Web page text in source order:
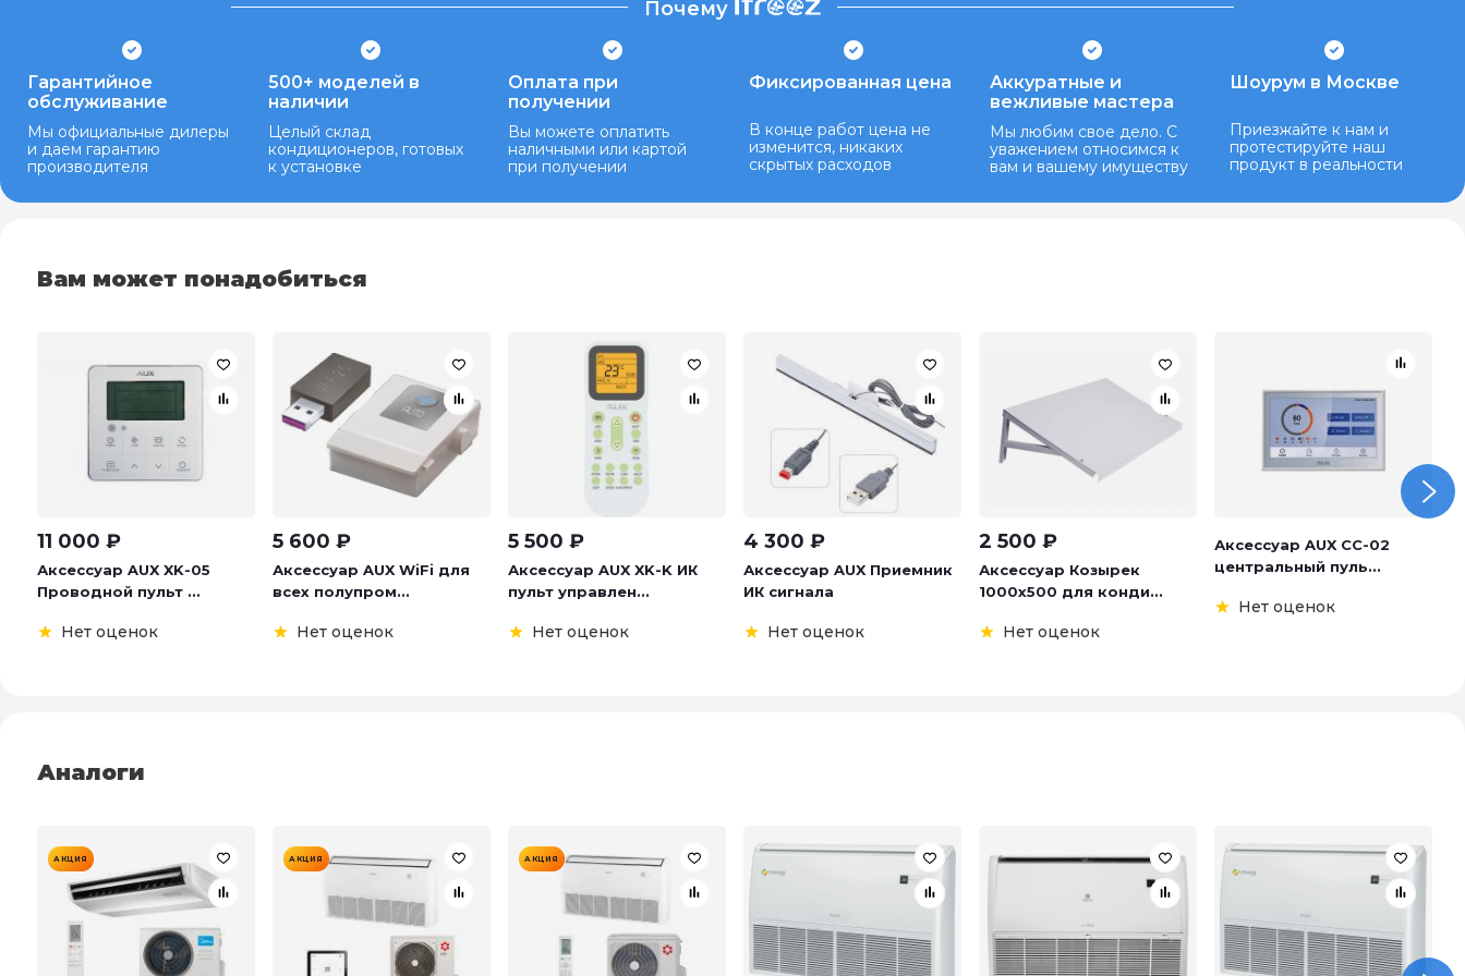
Почему
Гарантийное
обслуживание
Мы официальные дилеры
и даем гарантию
производителя
500+ моделей в
наличии
Целый склад
кондиционеров, готовых
к установке
Оплата при
получении
Вы можете оплатить
наличными или картой
при получении
Фиксированная цена
В конце работ цена не
изменится, никаких
скрытых расходов
Аккуратные и
вежливые мастера
Мы любим свое дело. С
уважением относимся к
вам и вашему имуществу
Шоурум в Москве
Приезжайте к нам и
протестируйте наш
продукт в реальности
Вам может понадобиться
11 000 ₽
Аксессуар AUX XK-05
Проводной пульт ...
Нет оценок
5 600 ₽
Аксессуар AUX WiFi для
всех полупром...
Нет оценок
5 500 ₽
Аксессуар AUX XK-K ИК
пульт управлен...
Нет оценок
4 300 ₽
Аксессуар AUX Приемник
ИК сигнала
Нет оценок
2 500 ₽
Аксессуар Козырек
1000х500 для конди...
Нет оценок
Аксессуар AUX CC-02
центральный пуль...
Нет оценок
Аналоги
АКЦИЯ АКЦИЯ АКЦИЯ